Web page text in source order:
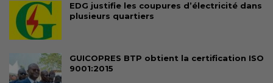
EDG justifie les coupures d’électricité dans
plusieurs quartiers
GUICOPRES BTP obtient la certification ISO
9001:2015